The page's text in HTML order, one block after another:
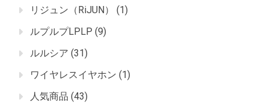
リジュン（RiJUN）
(1)
ルプルプLPLP (9)
ルルシア (31)
ワイヤレスイヤホン (1)
人気商品 (43)